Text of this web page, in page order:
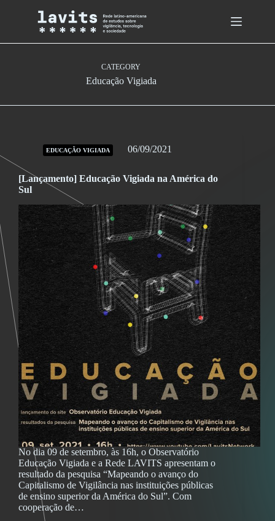
CATEGORY
Educação Vigiada
EDUCAÇÃO VIGIADA 06/09/2021
[Lançamento] Educação Vigiada na América do
Sul
No dia 09 de setembro, às 16h, o Observatório
Educação Vigiada e a Rede LAVITS apresentam o
resultado da pesquisa “Mapeando o avanço do
Capitalismo de Vigilância nas instituições públicas
de ensino superior da América do Sul”. Com
cooperação de…